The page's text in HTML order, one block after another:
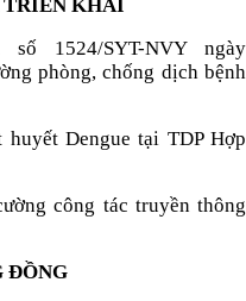
KHAI
1524/SYT-NVY ngày
phòng, chống dịch bệnh
Dengue tại TDP Hợp
công tác truyền thông
ĐỒNG